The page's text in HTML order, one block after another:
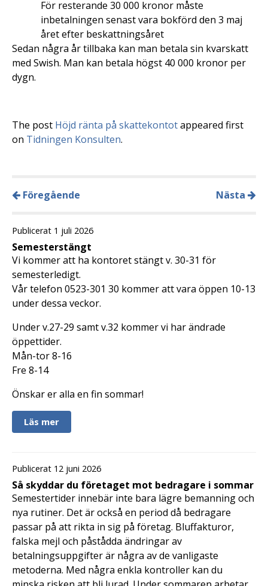
För resterande 30 000 kronor måste
inbetalningen senast vara bokförd den 3 maj
året efter beskattningsåret
Sedan några år tillbaka kan man betala sin kvarskatt
med Swish. Man kan betala högst 40 000 kronor per
dygn.
The post Höjd ränta på skattekontotappeared first
on Tidningen Konsulten.
Föregående Nästa
Publicerat 1 juli 2026
Semesterstängt
Vi kommer att ha kontoret stängt v. 30-31 för
semesterledigt.
Vår telefon 0523-301 30 kommer att vara öppen 10-13
under dessa veckor.
Under v.27-29 samt v.32 kommer vi har ändrade
öppettider.
Mån-tor 8-16
Fre 8-14
Önskar er alla en fin sommar!
Läs mer
Publicerat 12 juni 2026
Så skyddar du företaget mot bedragare i sommar
Semestertider innebär inte bara lägre bemanning och
nya rutiner. Det är också en period då bedragare
passar på att rikta in sig på företag. Bluffakturor,
falska mejl och påstådda ändringar av
betalningsuppgifter är några av de vanligaste
metoderna. Med några enkla kontroller kan du